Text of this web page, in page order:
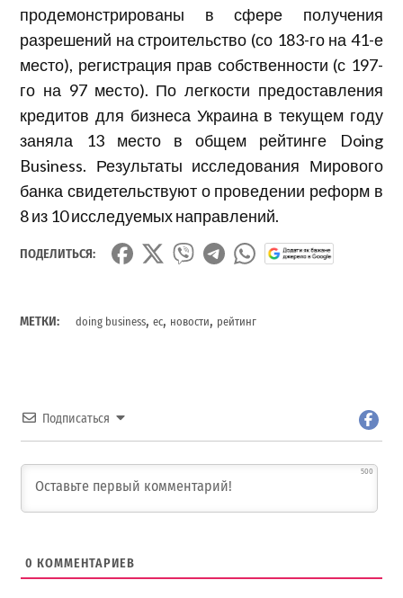
продемонстрированы в сфере получения
разрешений на строительство (со 183-го на 41-е
место), регистрация прав собственности (с 197-
го на 97 место). По легкости предоставления
кредитов для бизнеса Украина в текущем году
заняла 13 место в общем рейтинге Doing
Business. Результаты исследования Мирового
банка свидетельствуют о проведении реформ в
8 из 10 исследуемых направлений.
ПОДЕЛИТЬСЯ:
МЕТКИ: doing business,ес, новости, рейтинг
Подписаться
500
0 КОММЕНТАРИЕВ